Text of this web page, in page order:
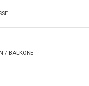
/ BALKONE